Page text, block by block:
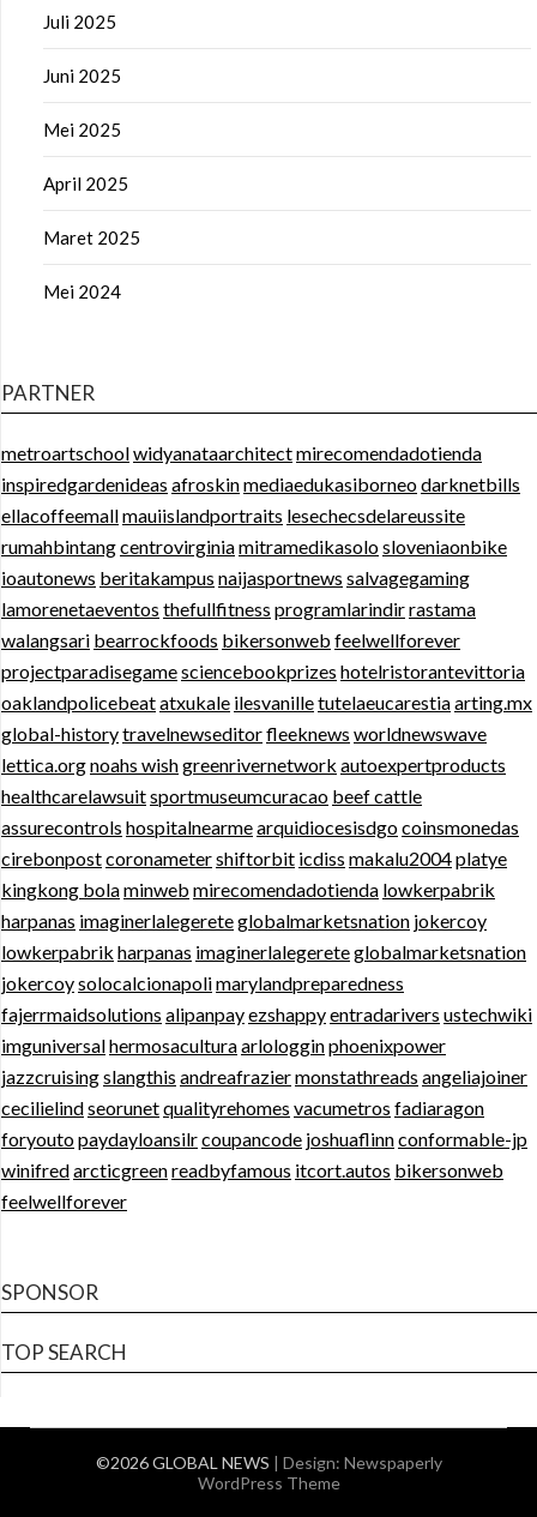
Juli 2025
Juni 2025
Mei 2025
April 2025
Maret 2025
Mei 2024
PARTNER
metroartschoolwidyanataarchitectmirecomendadotienda
inspiredgardenideas afroskinmediaedukasiborneodarknetbills
ellacoffeemallmauiislandportraits lesechecsdelareussite
rumahbintangcentrovirginiamitramedikasolosloveniaonbike
ioautonews beritakampus naijasportnews salvagegaming
lamorenetaeventos thefullfitness programlarindirrastama
walangsari bearrockfoods bikersonweb feelwellforever
projectparadisegamesciencebookprizes hotelristorantevittoria
oaklandpolicebeatatxukale ilesvanilletutelaeucarestiaarting.mx
global-historytravelnewseditorfleeknews worldnewswave
lettica.orgnoahs wishgreenrivernetwork autoexpertproducts
healthcarelawsuitsportmuseumcuracao beef cattle
assurecontrols hospitalnearmearquidiocesisdgocoinsmonedas
cirebonpostcoronametershiftorbit icdiss makalu2004platye
kingkong bolaminweb mirecomendadotienda lowkerpabrik
harpanas imaginerlalegereteglobalmarketsnation jokercoy
lowkerpabrik harpanas imaginerlalegereteglobalmarketsnation
jokercoysolocalcionapolimarylandpreparedness
fajerrmaidsolutions alipanpayezshappyentradarivers ustechwiki
imguniversalhermosaculturaarlologginphoenixpower
jazzcruisingslangthis andreafraziermonstathreads angeliajoiner
cecilielindseorunetqualityrehomes vacumetros fadiaragon
foryoutopaydayloansilrcoupancode joshuaflinnconformable-jp
winifredarcticgreenreadbyfamous itcort.autos bikersonweb
feelwellforever
SPONSOR
TOP SEARCH
©2026 GLOBAL NEWS | Design: Newspaperly
WordPress Theme